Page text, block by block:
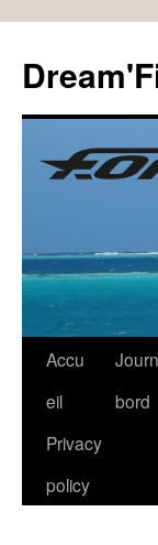
Accu
eil
bord
Privacy
policy